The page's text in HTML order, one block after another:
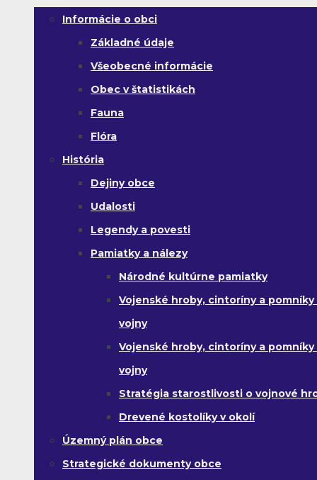
Informácie o obci
Základné údaje
Všeobecné informácie
Obec v štatistikách
Fauna
Flóra
História
Dejiny obce
Udalosti
Legendy a povesti
Pamiatky a nálezy
Národné kultúrne pamiatky
Vojenské hroby, cintoríny a pomníky
vojny
Vojenské hroby, cintoríny a pomníky
vojny
Stratégia starostlivosti o vojnové
Drevené kostolíky v okolí
Územný plán obce
Strategické dokumenty obce